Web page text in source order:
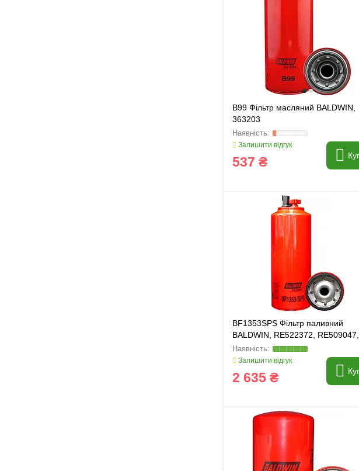
B99 Фільтр масляний BALDWIN,
363203
Залишити відгук
537 ₴
BF1353SPS Фільтр паливний
BALDWIN, RE522372, RE509047,
RE509596
Залишити відгук
2 635 ₴